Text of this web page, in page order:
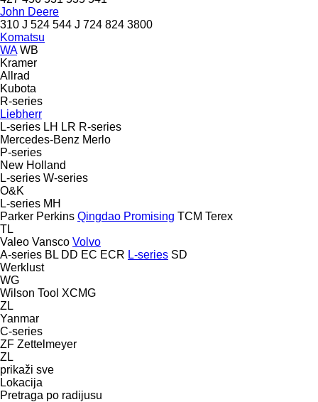
John Deere
310 J 524 544 J 724 824 3800
Komatsu
WA WB
Kramer
Allrad
Kubota
R-series
Liebherr
L-series LH LR R-series
Mercedes-Benz Merlo
P-series
New Holland
L-series W-series
O&K
L-series MH
Parker Perkins Qingdao Promising TCM Terex
TL
Valeo Vansco Volvo
A-series BL DD EC ECR L-series SD
Werklust
WG
Wilson Tool XCMG
ZL
Yanmar
C-series
ZF Zettelmeyer
ZL
prikaži sve
Lokacija
Pretraga po radijusu